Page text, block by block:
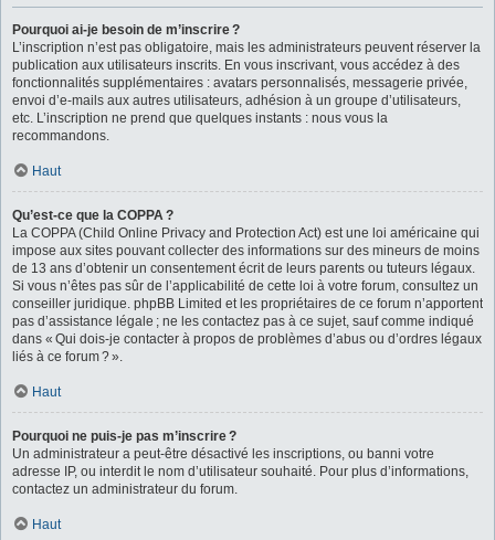
Pourquoi ai-je besoin de m’inscrire ?
L’inscription n’est pas obligatoire, mais les administrateurs peuvent réserver la
publication aux utilisateurs inscrits. En vous inscrivant, vous accédez à des
fonctionnalités supplémentaires : avatars personnalisés, messagerie privée,
envoi d’e-mails aux autres utilisateurs, adhésion à un groupe d’utilisateurs,
etc. L’inscription ne prend que quelques instants : nous vous la
recommandons.
Haut
Qu’est-ce que la COPPA ?
La COPPA (Child Online Privacy and Protection Act) est une loi américaine qui
impose aux sites pouvant collecter des informations sur des mineurs de moins
de 13 ans d’obtenir un consentement écrit de leurs parents ou tuteurs légaux.
Si vous n’êtes pas sûr de l’applicabilité de cette loi à votre forum, consultez un
conseiller juridique. phpBB Limited et les propriétaires de ce forum n’apportent
pas d’assistance légale ; ne les contactez pas à ce sujet, sauf comme indiqué
dans « Qui dois-je contacter à propos de problèmes d’abus ou d’ordres légaux
liés à ce forum ? ».
Haut
Pourquoi ne puis-je pas m’inscrire ?
Un administrateur a peut-être désactivé les inscriptions, ou banni votre
adresse IP, ou interdit le nom d’utilisateur souhaité. Pour plus d’informations,
contactez un administrateur du forum.
Haut